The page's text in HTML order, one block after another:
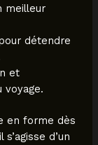
meilleur
détendre
et
voyage.
en forme dès
d’un